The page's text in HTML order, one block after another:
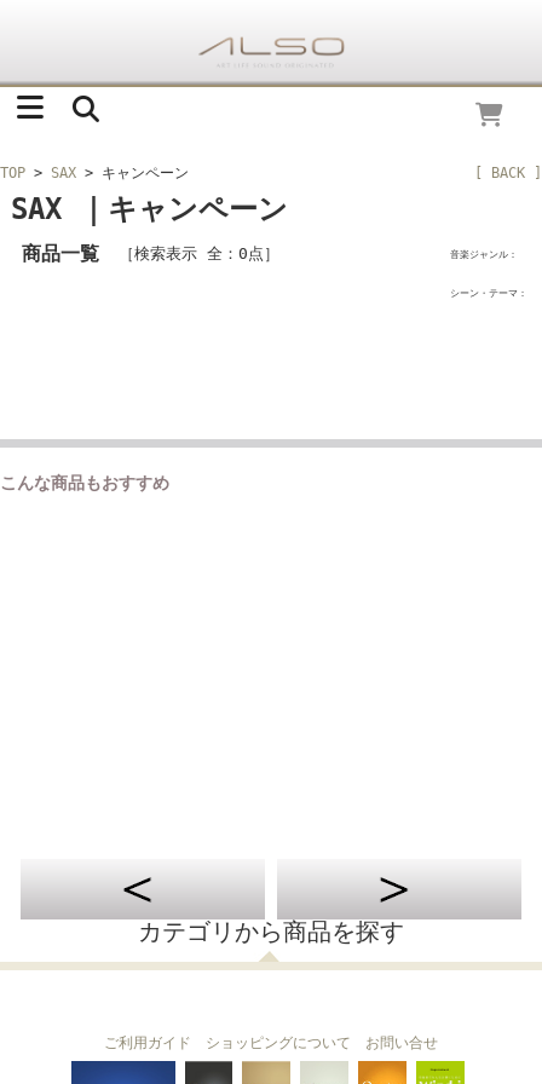
TOP > SAX > キャンペーン [ BACK ]
SAX ｜キャンペーン
音楽ジャンル：
シーン・テーマ：
商品一覧 ［検索表示 全：0点］
こんな商品もおすすめ
カテゴリから商品を探す
ご利用ガイド ショッピングについて お問い合せ